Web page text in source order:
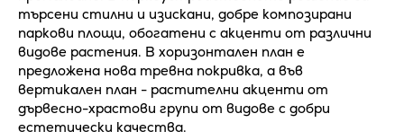
търсени стилни и изискани, добре композирани
паркови площи, обогатени с акценти от различни
видове растения. В хоризонтален план е
предложена нова тревна покривка, а във
вертикален план - растителни акценти от
дървесно-храстови групи от видове с добри
естетически качества.